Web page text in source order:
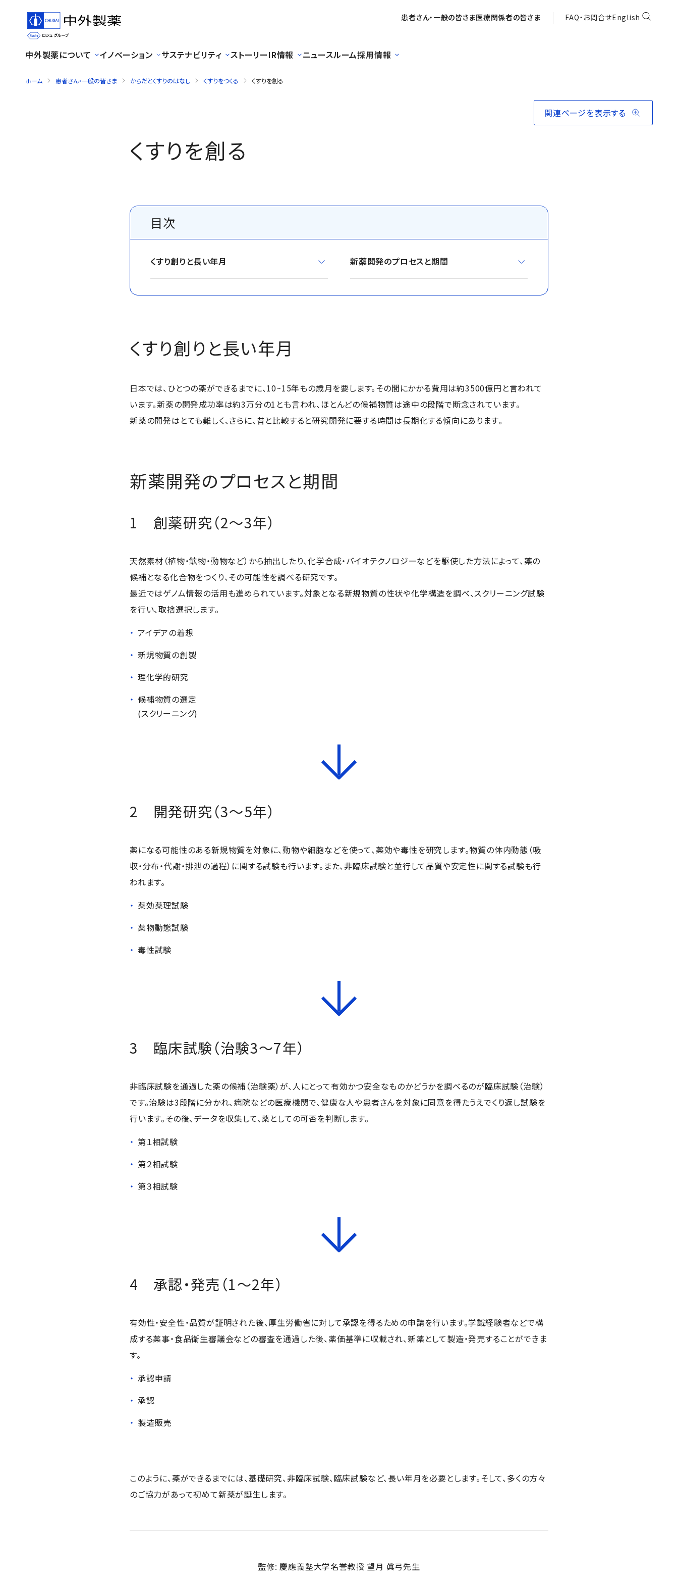
患者さん・一般の皆さま医療関係者の皆さま FAQ・お問合せEnglish
中外製薬について イノベーション サステナビリティ ストーリーIR情報 ニュースルーム採用情報
ホーム 患者さん・一般の皆さま からだとくすりのはなし くすりをつくる くすりを創る
関連ページを表示する
くすりを創る
目次
くすり創りと長い年月 新薬開発のプロセスと期間
くすり創りと長い年月
日本では、ひとつの薬ができるまでに、10~15年もの歳月を要します。その間にかかる費用は約3500億円と言われて
います。新薬の開発成功率は約3万分の1とも言われ、ほとんどの候補物質は途中の段階で断念されています。
新薬の開発はとても難しく、さらに、昔と比較すると研究開発に要する時間は長期化する傾向にあります。
新薬開発のプロセスと期間
1 創薬研究（2〜3年）
天然素材（植物・鉱物・動物など）から抽出したり、化学合成・バイオテクノロジーなどを駆使した方法によって、薬の
候補となる化合物をつくり、その可能性を調べる研究です。
最近ではゲノム情報の活用も進められています。対象となる新規物質の性状や化学構造を調べ、スクリーニング試験
を行い、取捨選択します。
アイデアの着想
新規物質の創製
理化学的研究
候補物質の選定
(スクリーニング)
2 開発研究（3〜5年）
薬になる可能性のある新規物質を対象に、動物や細胞などを使って、薬効や毒性を研究します。物質の体内動態（吸
収・分布・代謝・排泄の過程）に関する試験も行います。また、非臨床試験と並行して品質や安定性に関する試験も行
われます。
薬効薬理試験
薬物動態試験
毒性試験
3 臨床試験（治験3〜7年）
非臨床試験を通過した薬の候補（治験薬）が、人にとって有効かつ安全なものかどうかを調べるのが臨床試験（治験）
です。治験は3段階に分かれ、病院などの医療機関で、健康な人や患者さんを対象に同意を得たうえでくり返し試験を
行います。その後、データを収集して、薬としての可否を判断します。
第１相試験
第２相試験
第３相試験
4 承認・発売（1〜2年）
有効性・安全性・品質が証明された後、厚生労働省に対して承認を得るための申請を行います。学識経験者などで構
成する薬事・食品衛生審議会などの審査を通過した後、薬価基準に収載され、新薬として製造・発売することができま
す。
承認申請
承認
製造販売
このように、薬ができるまでには、基礎研究、非臨床試験、臨床試験など、長い年月を必要とします。そして、多くの方々
のご協力があって初めて新薬が誕生します。
監修: 慶應義塾大学名誉教授 望月 眞弓先生